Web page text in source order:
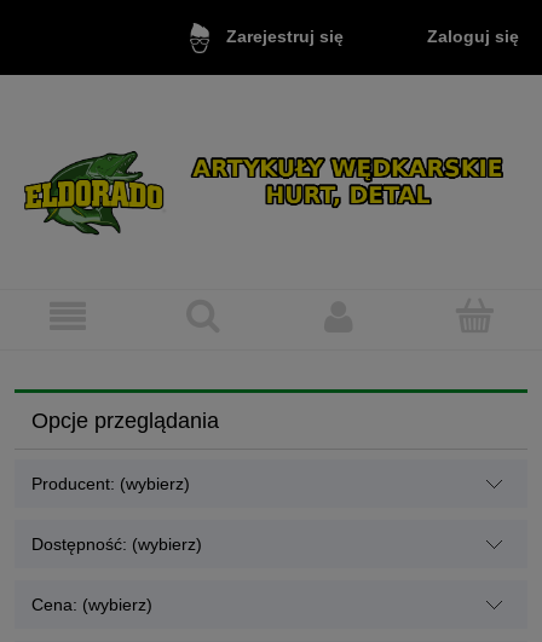
Zarejestruj się Zaloguj się
Opcje przeglądania
Producent: (wybierz)
Dostępność: (wybierz)
Cena: (wybierz)